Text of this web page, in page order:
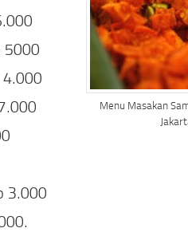
Menu Masakan
5000
4.000
3.000